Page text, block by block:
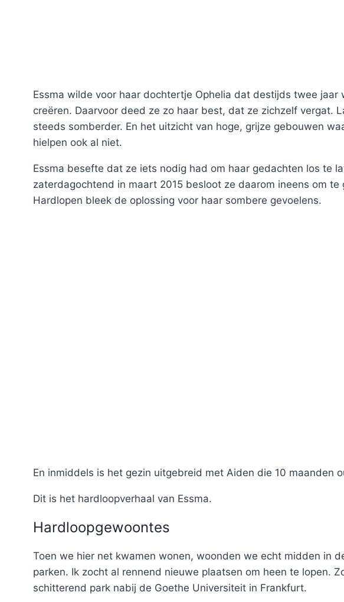
Essma wilde voor haar dochtertje Ophelia dat destijds twee jaar
creëren. Daarvoor deed ze zo haar best, dat ze zichzelf vergat.
steeds somberder. En het uitzicht van hoge, grijze gebouwen
hielpen ook al niet.
Essma besefte dat ze iets nodig had om haar gedachten los te
zaterdagochtend in maart 2015 besloot ze daarom ineens om te
Hardlopen bleek de oplossing voor haar sombere gevoelens.
En inmiddels is het gezin uitgebreid met Aiden die 10 maanden
Dit is het hardloopverhaal van Essma.
Hardloopgewoontes
Toen we hier net kwamen wonen, woonden we echt midden in
parken. Ik zocht al rennend nieuwe plaatsen om heen te lopen.
schitterend park nabij de Goethe Universiteit in Frankfurt.